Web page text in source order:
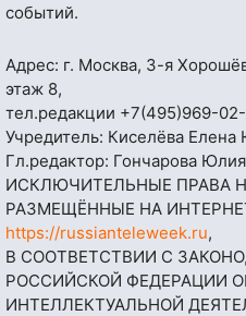
событий.
Адрес: г. Москва, 3-я
этаж 8,
тел.редакции +7(495)969-
Учредитель: Киселёва Елена
Гл.редактор: Гончарова
ИСКЛЮЧИТЕЛЬНЫЕ ПРАВА
РАЗМЕЩЁННЫЕ НА
https://russianteleweek.ru,
В СООТВЕТСТВИИ С
РОССИЙСКОЙ ФЕДЕРАЦИИ
ИНТЕЛЛЕКТУАЛЬНОЙ